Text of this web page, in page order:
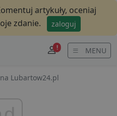
artykuły, oceniaj
zdanie.
zaloguj
! MENU
Lubartow24.pl